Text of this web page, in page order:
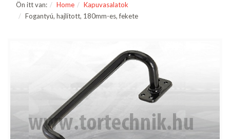
Ön itt van: Home
Kapuvasalatok
Fogantyú, hajlított, 180mm-es, fekete